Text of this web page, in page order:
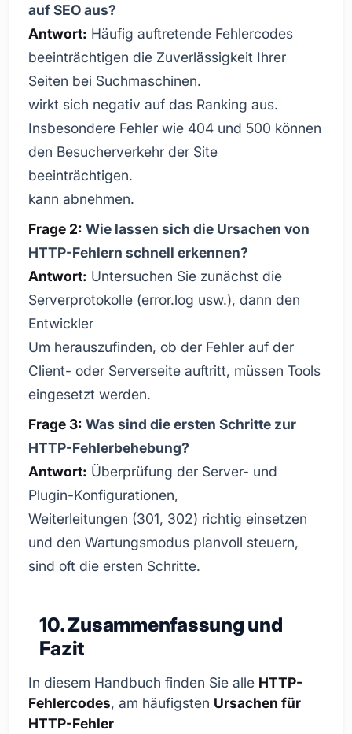
auf SEO aus?
Antwort: Häufig auftretende Fehlercodes
beeinträchtigen die Zuverlässigkeit Ihrer
Seiten bei Suchmaschinen.
wirkt sich negativ auf das Ranking aus.
Insbesondere Fehler wie 404 und 500 können
den Besucherverkehr der Site
beeinträchtigen.
kann abnehmen.
Frage 2: Wie lassen sich die Ursachen von
HTTP-Fehlern schnell erkennen?
Antwort: Untersuchen Sie zunächst die
Serverprotokolle (error.log usw.), dann den
Entwickler
Um herauszufinden, ob der Fehler auf der
Client- oder Serverseite auftritt, müssen Tools
eingesetzt werden.
Frage 3: Was sind die ersten Schritte zur
HTTP-Fehlerbehebung?
Antwort: Überprüfung der Server- und
Plugin-Konfigurationen,
Weiterleitungen (301, 302) richtig einsetzen
und den Wartungsmodus planvoll steuern,
sind oft die ersten Schritte.
10. Zusammenfassung und
Fazit
In diesem Handbuch finden Sie alle HTTP-
Fehlercodes, am häufigsten Ursachen für
HTTP-Fehler